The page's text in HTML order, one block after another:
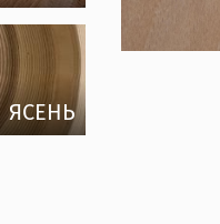
ЯСЕНЬ